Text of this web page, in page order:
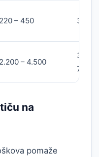
220 – 450 350 –
2.200 – 4.500
3.500
7.000
na
pomaže